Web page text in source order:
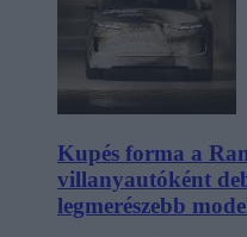
Kupés forma a
villanyautóként
legmerészebb